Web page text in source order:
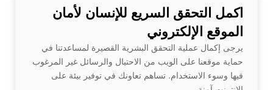
اكمل التحقق السريع للإنسان لأمان
الموقع الإلكتروني
يرجى إكمال عملية التحقق البشرية القصيرة لمساعدتنا في
حماية موقعنا على الويب من الاحتيال والرسائل غير المرغوب
فيها وسوء الاستخدام. تساهم تعاونك في توفير بيئة على